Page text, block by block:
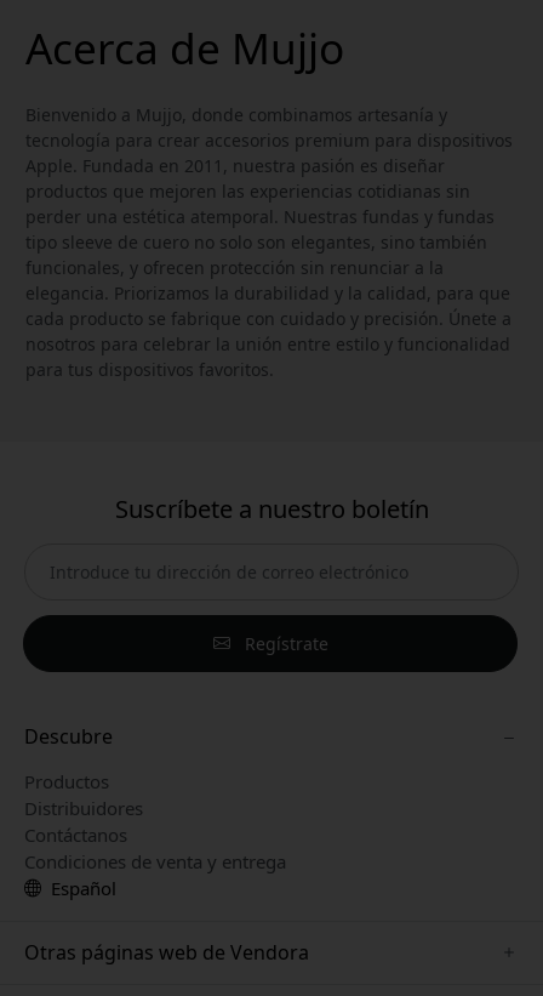
Acerca de Mujjo
Bienvenido a Mujjo, donde combinamos artesanía y
tecnología para crear accesorios premium para dispositivos
Apple. Fundada en 2011, nuestra pasión es diseñar
productos que mejoren las experiencias cotidianas sin
perder una estética atemporal. Nuestras fundas y fundas
tipo sleeve de cuero no solo son elegantes, sino también
funcionales, y ofrecen protección sin renunciar a la
elegancia. Priorizamos la durabilidad y la calidad, para que
cada producto se fabrique con cuidado y precisión. Únete a
nosotros para celebrar la unión entre estilo y funcionalidad
para tus dispositivos favoritos.
Suscríbete a nuestro boletín
Regístrate
Descubre
Productos
Distribuidores
Contáctanos
Condiciones de venta y entrega
Español
Otras páginas web de Vendora